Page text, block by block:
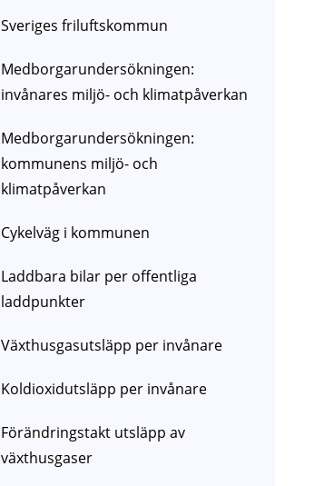
Sveriges friluftskommun
Medborgarundersökningen:
invånares miljö- och klimatpåverkan
Medborgarundersökningen:
kommunens miljö- och
klimatpåverkan
Cykelväg i kommunen
Laddbara bilar per offentliga
laddpunkter
Växthusgasutsläpp per invånare
Koldioxidutsläpp per invånare
Förändringstakt utsläpp av
växthusgaser